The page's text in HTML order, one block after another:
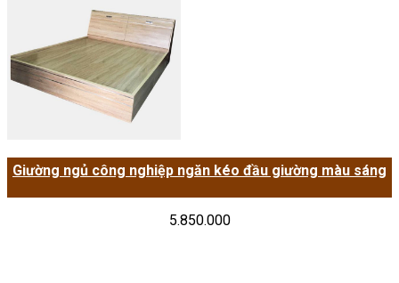
Giường ngủ công nghiệp ngăn kéo đầu giường màu sáng
5.850.000